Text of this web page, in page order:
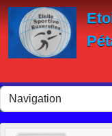
Panneau de gestion